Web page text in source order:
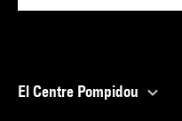
El Centre Pompidou